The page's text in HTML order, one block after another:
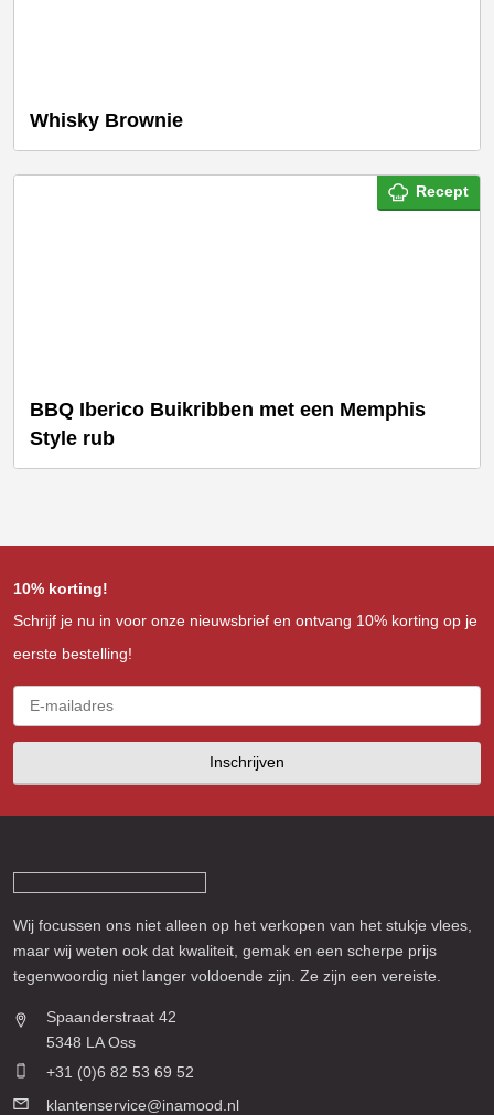
Whisky Brownie
Recept
BBQ Iberico Buikribben met een Memphis
Style rub
10% korting!
Schrijf je nu in voor onze nieuwsbrief en ontvang 10% korting op je
eerste bestelling!
Inschrijven
Wij focussen ons niet alleen op het verkopen van het stukje vlees,
maar wij weten ook dat kwaliteit, gemak en een scherpe prijs
tegenwoordig niet langer voldoende zijn. Ze zijn een vereiste.
Spaanderstraat 42
5348 LA Oss
+31 (0)6 82 53 69 52
klantenservice@inamood.nl